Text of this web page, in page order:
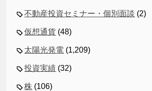
不動産投資セミナー・個別面談 (2)
仮想通貨 (48)
太陽光発電 (1,209)
投資実績 (32)
株 (106)